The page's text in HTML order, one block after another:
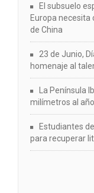
El subsuelo
Europa necesita
de China
23 de Junio,
homenaje al
La Península
milímetros al año
Estudiantes
para recuperar